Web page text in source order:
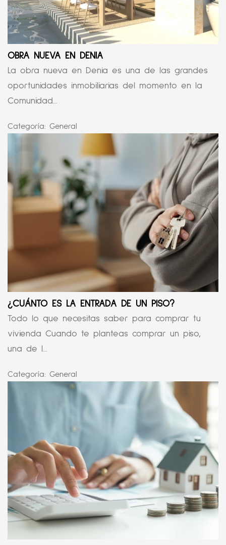
OBRA NUEVA EN DENIA
La obra nueva en Denia es una de las grandes
oportunidades inmobiliarias del momento en la
Comunidad...
Categoría: General
¿CUÁNTO ES LA ENTRADA DE UN PISO?
Todo lo que necesitas saber para comprar tu
vivienda Cuando te planteas comprar un piso,
una de l...
Categoría: General